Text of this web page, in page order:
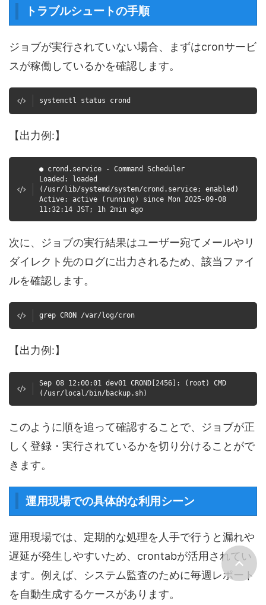
トラブルシュートの手順
ジョブが実行されていない場合、まずはcronサービ
スが稼働しているかを確認します。
systemctl status crond
【出力例:】
● crond.service - Command Scheduler
Loaded: loaded
(/usr/lib/systemd/system/crond.service; enabled)
Active: active (running) since Mon 2025-09-08
11:32:14 JST; 1h 2min ago
次に、ジョブの実行結果はユーザー宛てメールやリ
ダイレクト先のログに出力されるため、該当ファイ
ルを確認します。
grep CRON /var/log/cron
【出力例:】
Sep 08 12:00:01 dev01 CROND[2456]: (root) CMD
(/usr/local/bin/backup.sh)
このように順を追って確認することで、ジョブが正
しく登録・実行されているかを切り分けることがで
きます。
運用現場での具体的な利用シーン
運用現場では、定期的な処理を人手で行うと漏れや
遅延が発生しやすいため、crontabが活用されてい
ます。例えば、システム監査のために毎週レポート
を自動生成するケースがあります。